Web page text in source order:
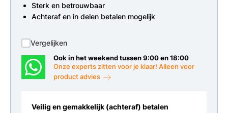
Sterk en betrouwbaar
Achteraf en in delen betalen mogelijk
Vergelijken
Ook in het weekend tussen 9:00 en 18:00
Onze experts zitten voor je klaar! Alleen voor
product advies
Veilig en gemakkelijk (achteraf) betalen